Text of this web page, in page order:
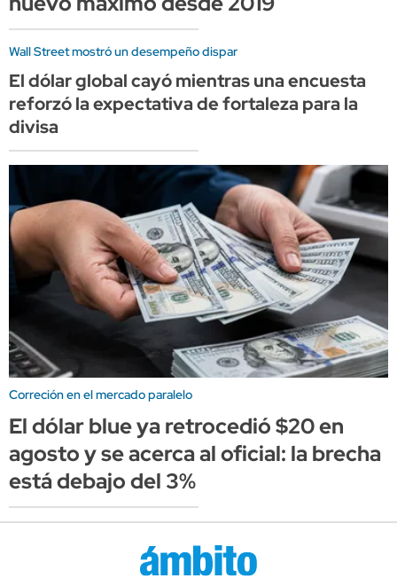
Wall Street mostró un desempeño dispar
El dólar global cayó mientras una encuesta
reforzó la expectativa de fortaleza para la
divisa
Correción en el mercado paralelo
El dólar blue ya retrocedió $20 en
agosto y se acerca al oficial: la brecha
está debajo del 3%